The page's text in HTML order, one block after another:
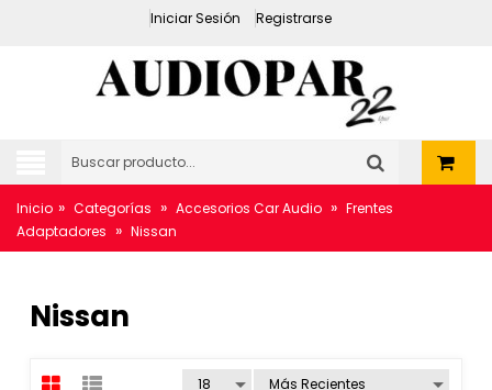
Iniciar Sesión Registrarse
Inicio » Categorías » Accesorios Car Audio » Frentes
Adaptadores » Nissan
Nissan